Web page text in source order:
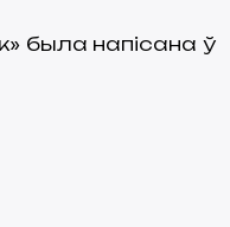
была напісана ў